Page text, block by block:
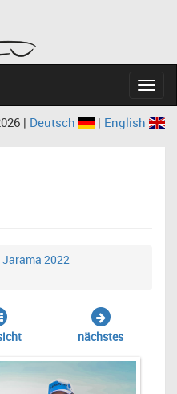
| Deutsch | English
2022
nächstes